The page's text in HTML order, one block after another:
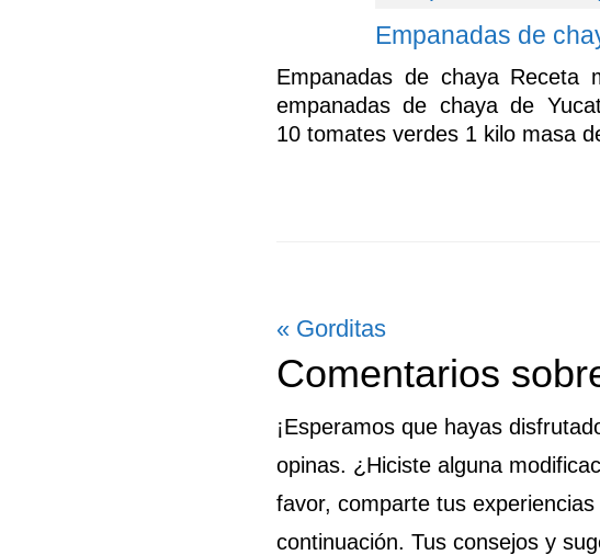
Empanadas de
Empanadas de chaya Receta
empanadas de chaya de
10 tomates verdes 1 kilo masa
Entrada
anterior:
« Gorditas
Interacciones
con
los
lectores
Comentarios
¡Esperamos que hayas
opinas. ¿Hiciste alguna
favor, comparte tus
continuación. Tus consejos y